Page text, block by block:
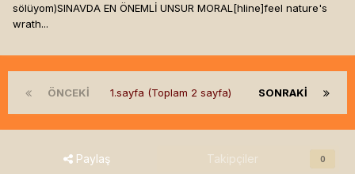
sölüyom)SINAVDA EN ÖNEMLİ UNSUR MORAL[hline]feel nature's
wrath...
ÖNCEKI SONRAKI
1.sayfa (Toplam 2 sayfa)
Paylaş Takipçiler 0